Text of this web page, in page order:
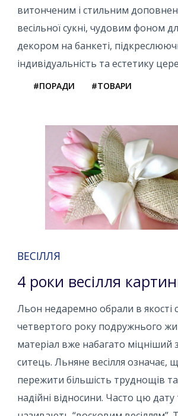
витонченим і стильним
весільної сукні, чудовим фоном
декором на банкеті,
індивідуальність та естетику
#ПОРАДИ #ТОВАРИ
ВЕСІЛЛЯ
4 роки весілля
Льон недаремно обрали в якості
четвертого року подружнього
матеріал вже набагато міцніший
ситець. Льняне весілля означає,
пережити більшість труднощів
надійні відносини. Часто цю